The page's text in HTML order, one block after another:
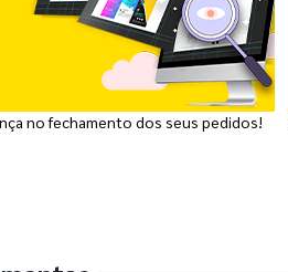
no fechamento dos seus pedidos!